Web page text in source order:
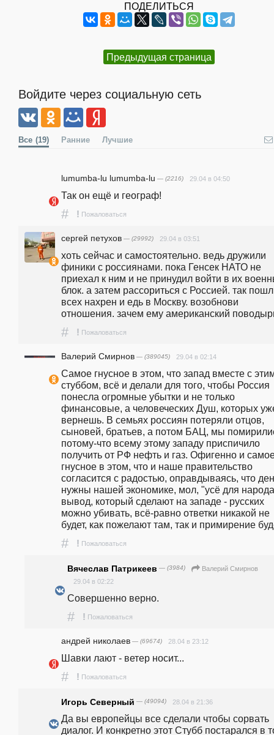
ПОДЕЛИТЬСЯ
Предыдущая страница
Войдите через социальную сеть
Все (19) Ранние Лучшие
lumumba-lu lumumba-lu — (2216) 29.04 в 04:50
Так он ещё и географ!
# ! Пожаловаться
сергей петухов — (29992) 29.04 в 03:51
хоть сейчас и самостоятельно. ведь дружили
финики с россиянами. пока Генсек НАТО не
приехал к ним и не принудил войти в их
блок. а затем рассориться с Россией. так
всех нахрен и едь в Москву. возобнови
отношения. зачем ему американский
# ! Пожаловаться
Валерий Смирнов — (389045) 29.04 в 02:14
Самое гнусное в этом, что запад вместе с
стуббом, всё и делали для того, чтобы Россия
понесла огромные убытки и не только
финансовые, а человеческих Душ, которых
вернешь. В семьях россиян потеряли отцов,
сыновей, братьев, а потом БАЦ, мы
потому-что всему этому западу приспичило
получить от РФ нефть и газ. Офигенно и
гнусное в этом, что и наше правительство
согласится с радостью, оправдываясь, что
нужны нашей экономике, мол, "усë для
вывод, который сделают на западе - русских
можно убивать, всё-равно ответки никакой не
будет, как пожелают там, так и примирение
# ! Пожаловаться
Вячеслав Патрикеев — (3984)
Валерий Смирнов
29.04 в 02:22
Совершенно верно.
# ! Пожаловаться
андpeй николаев — (69674) 28.04 в 23:12
Шавки лают - ветер носит...
# ! Пожаловаться
Игорь Северный — (49094) 28.04 в 21:36
Да вы европейцы все сделали чтобы сорвать
диалог. И конкретно этот Стубб постарался в